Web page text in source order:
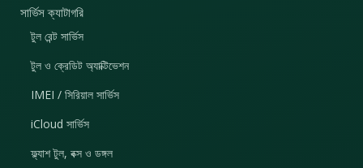
সার্ভিস ক্যাটাগরি
টুল রেন্ট সার্ভিস
টুল ও ক্রেডিট অ্যাক্টিভেশন
IMEI / সিরিয়াল সার্ভিস
iCloud সার্ভিস
ফ্ল্যাশ টুল, বক্স ও ডঙ্গল